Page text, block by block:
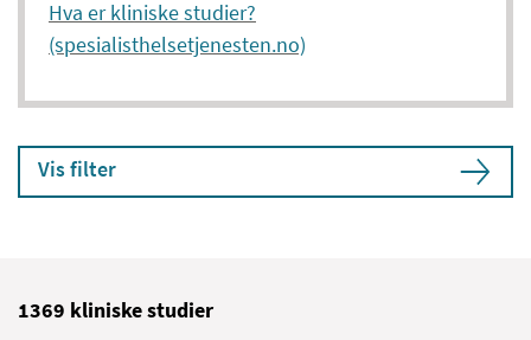
Hva er kliniske studier?
(spesialisthelsetjenesten.no)
Vis filter
1369 kliniske studier